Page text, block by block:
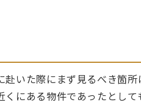
いた際にまず見るべき箇
にある物件であったとし